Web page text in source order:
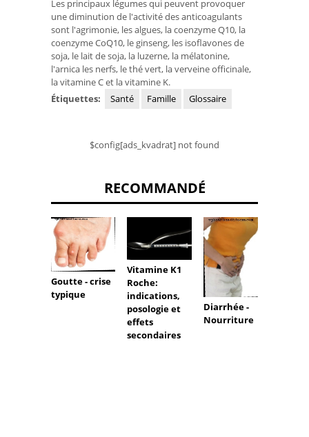
Les principaux légumes qui peuvent provoquer
une diminution de l'activité des anticoagulants
sont l'agrimonie, les algues, la coenzyme Q10, la
coenzyme CoQ10, le ginseng, les isoflavones de
soja, le lait de soja, la luzerne, la mélatonine,
l'arnica les nerfs, le thé vert, la verveine officinale,
la vitamine C et la vitamine K.
Étiquettes:
Santé Famille Glossaire
$config[ads_kvadrat] not found
RECOMMANDÉ
Goutte - crise
typique
Vitamine K1
Roche:
indications,
posologie et
effets
secondaires
Diarrhée -
Nourriture